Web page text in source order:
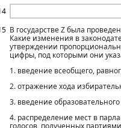
В государстве Z была
Какие изменения в
утверждении
цифры, под которыми они
1. введение всеобщего,
2. отражение хода
3. введение
4. распределение мест в
голосов, полученных